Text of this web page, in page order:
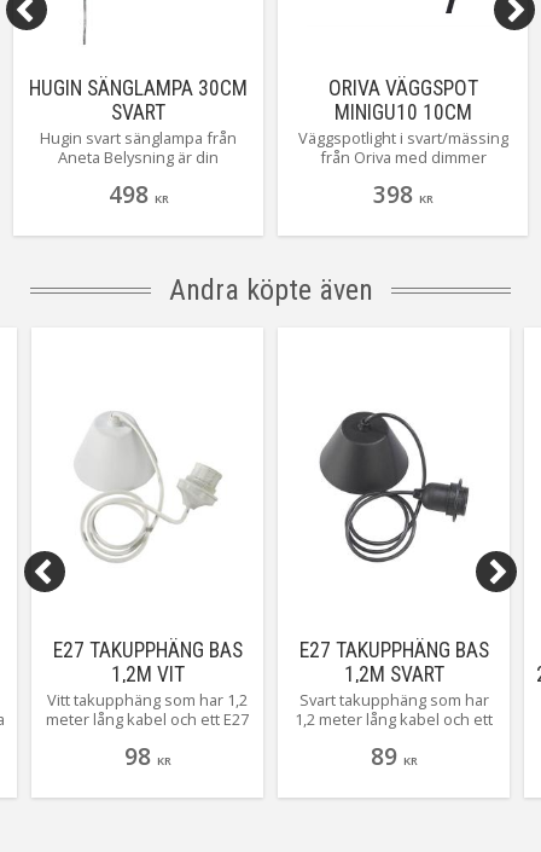
HUGIN SÄNGLAMPA 30CM
SVART
Hugin svart sänglampa från
Aneta Belysning är din
silikonbeklädd flexarm gör det
på sänggaveln, slå på
din Aneta lampa nu för mysiga
lässtunder! #AnetaBelysning
498 KR
ORIVA VÄGGSPOT
MINIGU10 10CM
SVART/MÄSSING
Väggspotlight i svart/mässing
från Oriva med dimmer
LED.
398 KR
Andra köpte även
E27 TAKUPPHÄNG BAS
1,2M VIT
Vitt takupphäng som har 1,2
meter lång kabel och ett E27
kopplingsplint från PR-Home
98 KR
E27 TAKUPPHÄNG BAS
1,2M SVART
Svart takupphäng som har
1,2 meter lång kabel och ett
kopplingsplint från PR-Home
89 KR